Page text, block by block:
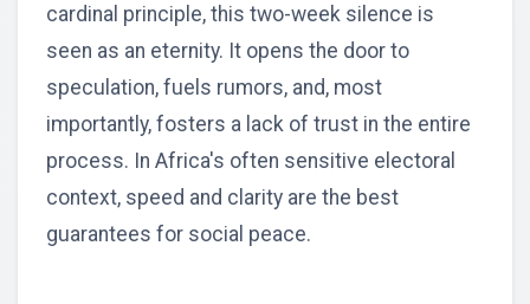
cardinal principle, this two-week silence is
seen as an eternity. It opens the door to
speculation, fuels rumors, and, most
importantly, fosters a lack of trust in the entire
process. In Africa's often sensitive electoral
context, speed and clarity are the best
guarantees for social peace.